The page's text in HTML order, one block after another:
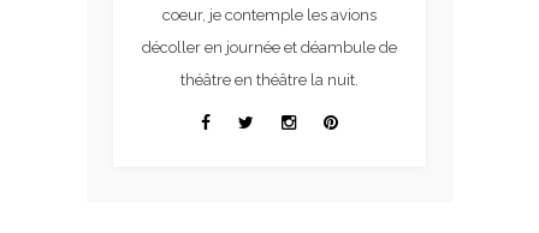
coeur, je contemple les avions
décoller en journée et déambule de
théâtre en théâtre la nuit.